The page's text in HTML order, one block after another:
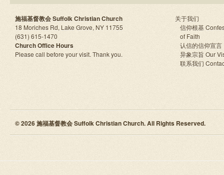
施福基督教会 Suffolk Christian Church
18 Moriches Rd, Lake Grove, NY 11755
(631) 615-1470
Church Office Hours
Please call before your visit. Thank you.
关于我们
信仰根基
of Faith
认信的信仰宣言
异象宗旨 Our
联系我们
© 2026 施福基督教会 Suffolk Christian Church. All Rights Reserved.